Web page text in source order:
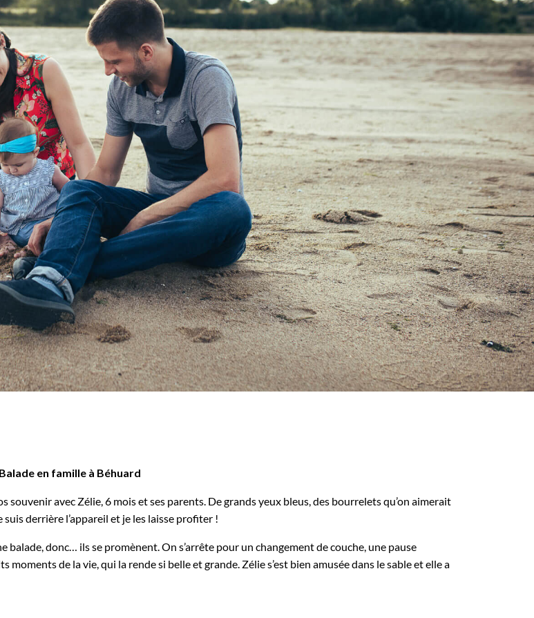
Balade en famille à Béhuard
avec Zélie, 6 mois et ses parents. De grands yeux bleus, des bourrelets qu’on aimerait
suis derrière l’appareil et je les laisse profiter !
balade, donc… ils se promènent. On s’arrête pour un changement de couche, une pause
moments de la vie, qui la rende si belle et grande. Zélie s’est bien amusée dans le sable et elle a